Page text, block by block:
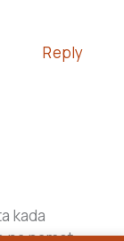
Reply
kada